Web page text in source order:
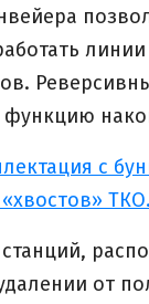
с
ТКО.
от